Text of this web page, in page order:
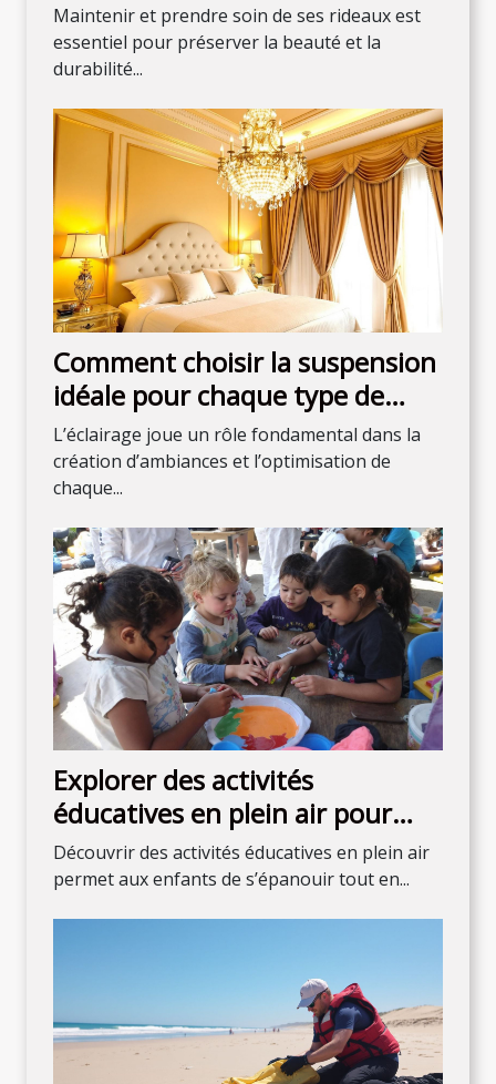
rideaux
Maintenir et prendre soin de ses rideaux est
essentiel pour préserver la beauté et la
durabilité...
Comment choisir la suspension
idéale pour chaque type de
chambre
L’éclairage joue un rôle fondamental dans la
création d’ambiances et l’optimisation de
chaque...
Explorer des activités
éducatives en plein air pour
enfants de tous âges
Découvrir des activités éducatives en plein air
permet aux enfants de s’épanouir tout en...